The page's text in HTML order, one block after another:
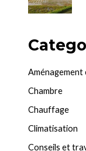
Chambre
Chauffage
Climatisation
Conseils et